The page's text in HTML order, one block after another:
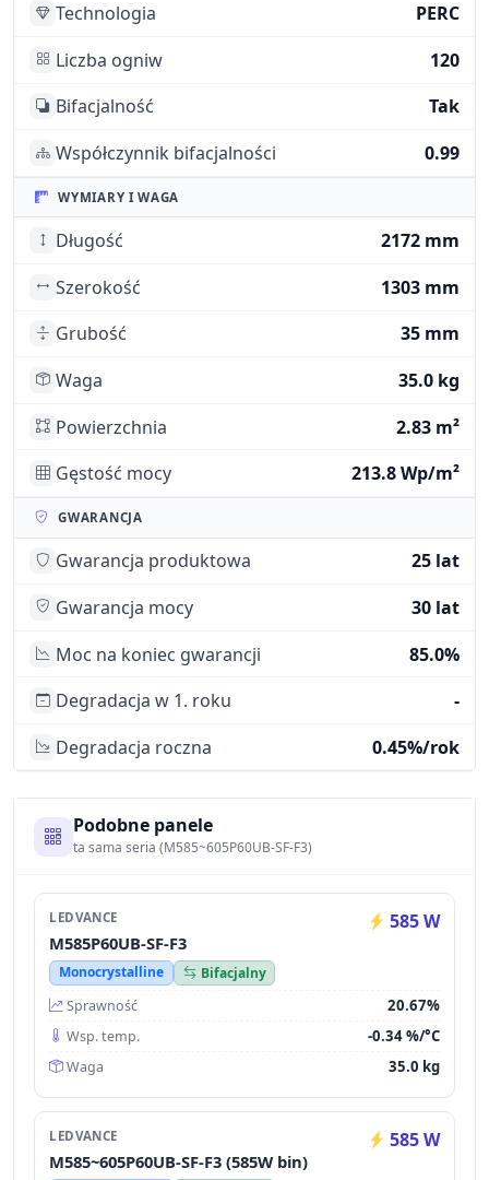
Technologia
PERC
Liczba ogniw
120
Bifacjalność
Tak
Współczynnik bifacjalności
0.99
WYMIARY I WAGA
Długość
2172 mm
Szerokość
1303 mm
Grubość
35 mm
Waga
35.0 kg
Powierzchnia
2.83 m²
Gęstość mocy
213.8 Wp/m²
GWARANCJA
Gwarancja produktowa
25 lat
Gwarancja mocy
30 lat
Moc na koniec gwarancji
85.0%
Degradacja w 1. roku
-
Degradacja roczna
0.45%/rok
Podobne panele
ta sama seria (M585~605P60UB-SF-F3)
LEDVANCE 585 W
M585P60UB-SF-F3
Monocrystalline
Bifacjalny
Sprawność
20.67%
Wsp. temp. -0.34 %/°C
Waga 35.0 kg
LEDVANCE 585 W
M585~605P60UB-SF-F3 (585W bin)